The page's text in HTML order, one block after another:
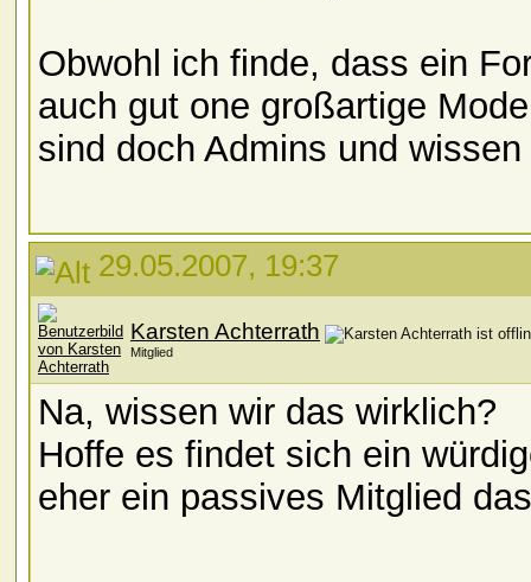
Obwohl ich finde, dass ein
auch gut one großartige
sind doch Admins und
29.05.2007, 19:37
Karsten Achterrath
Mitglied
Na, wissen wir das wirklich?
Hoffe es findet sich ein
eher ein passives Mitglied